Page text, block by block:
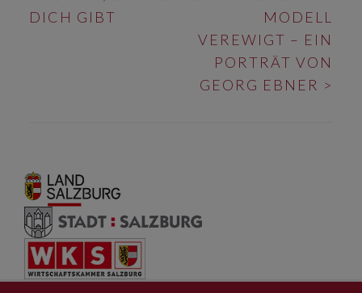
NAVIGATION
DICH GIBT
MODELL
VEREWIGT – EIN
PORTRÄT VON
GEORG EBNER >